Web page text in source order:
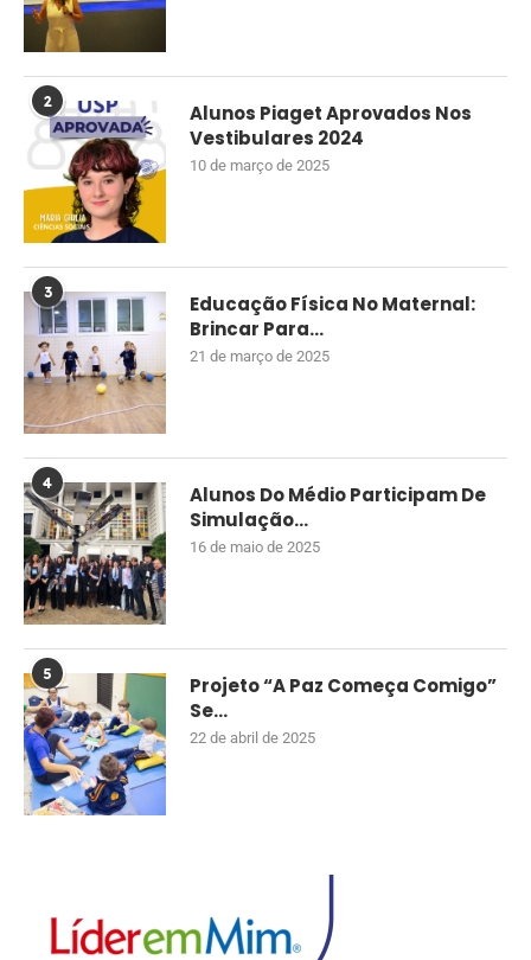
2
Alunos Piaget Aprovados Nos
Vestibulares 2024
10 de março de 2025
3
Educação Física No Maternal:
Brincar Para...
21 de março de 2025
4
Alunos Do Médio Participam De
Simulação...
16 de maio de 2025
5
Projeto “A Paz Começa Comigo”
Se...
22 de abril de 2025